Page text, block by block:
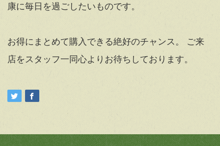
康に毎日を過ごしたいものです。
お得にまとめて購入できる絶好のチャンス。 ご来
店をスタッフ一同心よりお待ちしております。